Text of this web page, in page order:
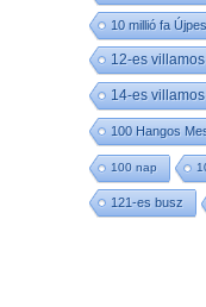
10 millió fa
12-es villamos
14-es villamos
100 Hangos
100 nap
121-es busz